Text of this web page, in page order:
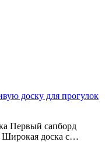
доску для прогулок
Первый сапборд
Широкая доска с…